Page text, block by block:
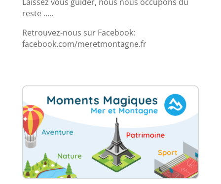
reste …..
Retrouvez-nous sur Facebook:
facebook.com/meretmontagne.fr